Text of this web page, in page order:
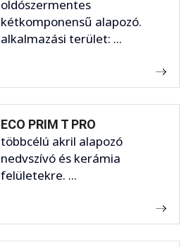
oldószermentes
kétkomponensű alapozó.
alkalmazási terület: ...
ECO PRIM T PRO
többcélú akril alapozó
nedvszívó és kerámia
felületekre. ...